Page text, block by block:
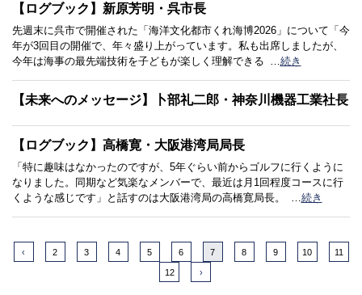
【ログブック】新原芳明・呉市長
先週末に呉市で開催された「海洋文化都市くれ海博2026」について「今
年が3回目の開催で、年々盛り上がっています。私も出席しましたが、
今年は海事の最先端技術を子どもが楽しく理解できる …続き
【未来へのメッセージ】卜部礼二郎・神奈川機器工業社長
【ログブック】高橋寛・大阪港湾局局長
「特に趣味はなかったのですが、5年ぐらい前からゴルフに行くように
なりました。同期など気楽なメンバーで、最近は月1回程度コースに行
くような感じです」と話すのは大阪港湾局の高橋寛局長。
…続き
‹ 2 3 4 5 6 7 8 9 10 11
12 ›